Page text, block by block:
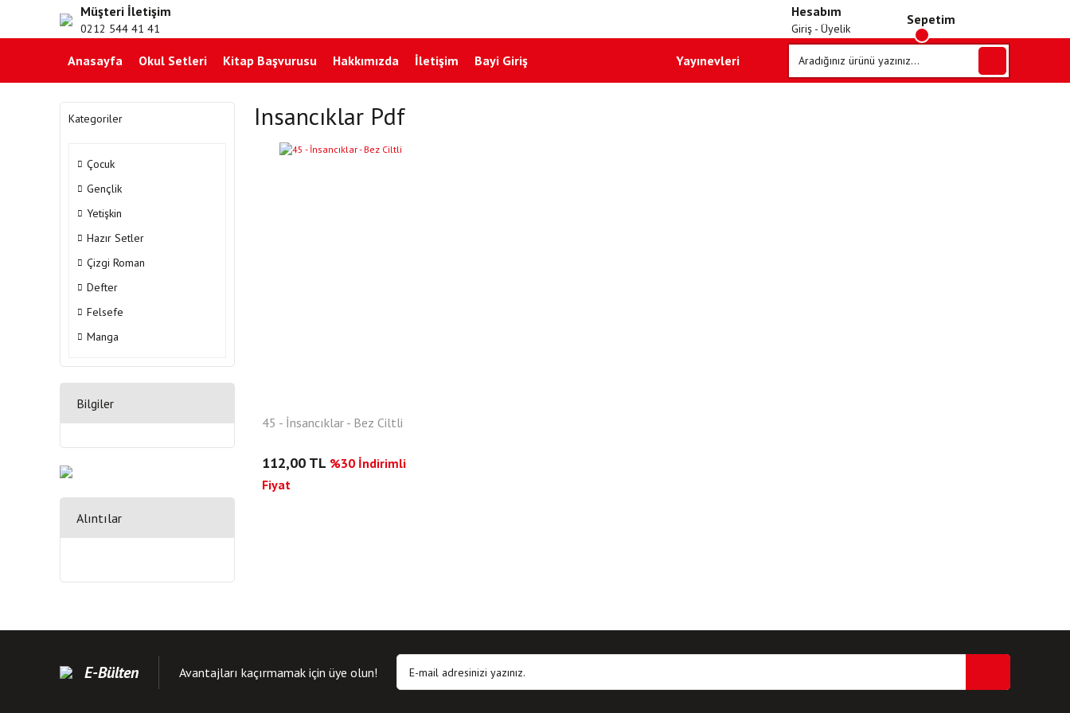
Müşteri İletişim
0212 544 41 41
Hesabım
Giriş - Üyelik
Sepetim
Anasayfa Okul Setleri Kitap Başvurusu Hakkımızda İletişim Bayi Giriş Yayınevleri
Kategoriler
Çocuk
Gençlik
Yetişkin
Hazır Setler
Çizgi Roman
Defter
Felsefe
Manga
Bilgiler
Alıntılar
Insancıklar Pdf
45 - İnsancıklar - Bez Ciltli
112,00 TL %30 İndirimli
Fiyat
E-Bülten Avantajları kaçırmamak için üye olun!